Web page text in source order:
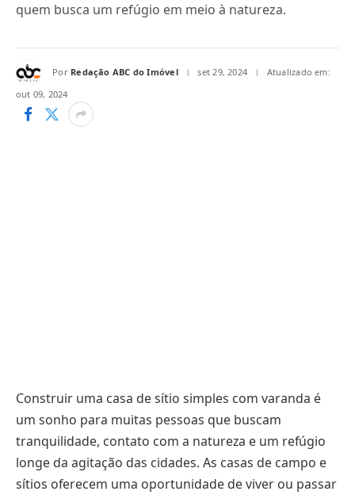
quem busca um refúgio em meio à natureza.
Por Redação ABC do Imóvel set 29, 2024
Atualizado em:
out 09, 2024
Construir uma casa de sítio simples com varanda é
um sonho para muitas pessoas que buscam
tranquilidade, contato com a natureza e um refúgio
longe da agitação das cidades. As casas de campo e
sítios oferecem uma oportunidade de viver ou passar